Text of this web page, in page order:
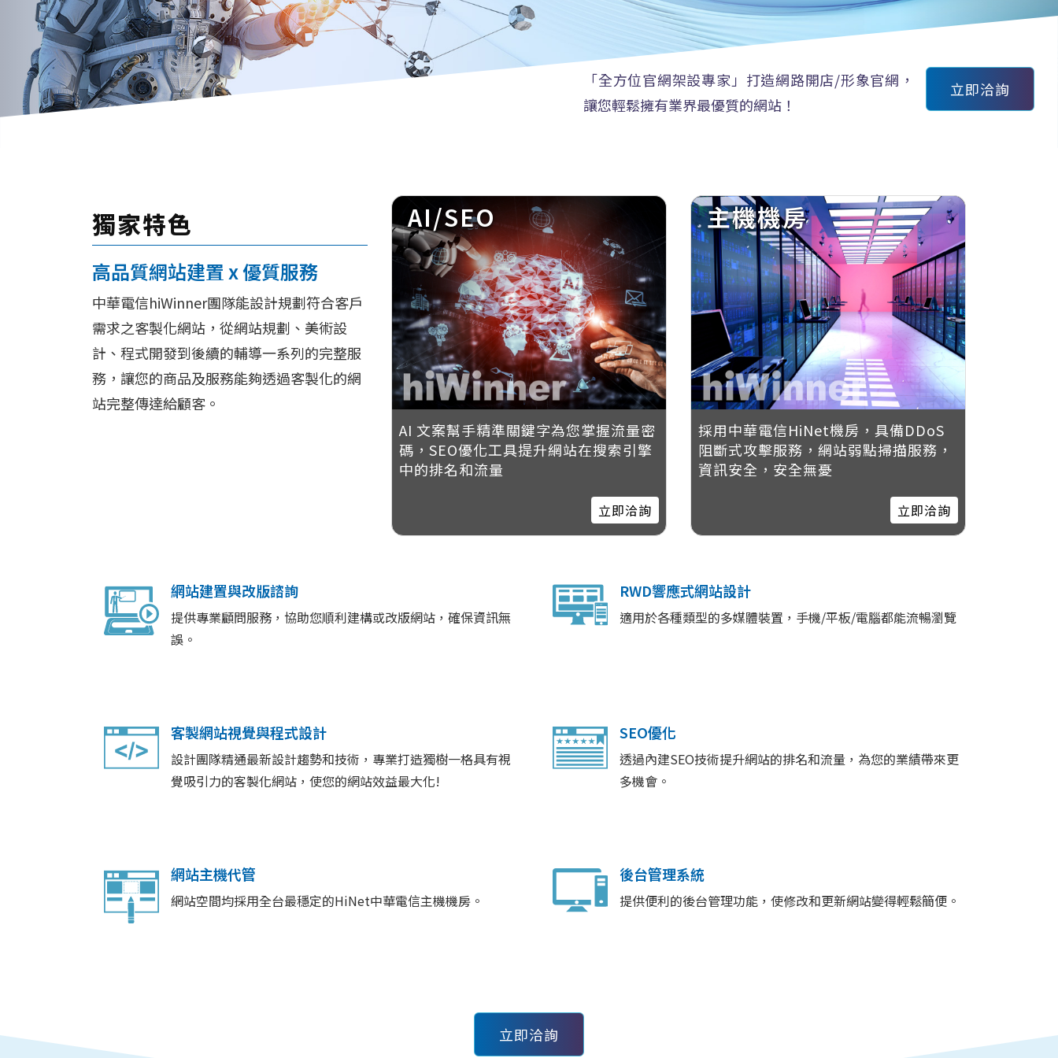
「全方位官網架設專家」打造網路開店/形象官網，
立即洽詢
獨家特色
高品質網站建置 x 優質服務
中華電信hiWinner團隊能設計規劃符合客戶
需求之客製化網站，從網站規劃、美術設
計、程式開發到後續的輔導一系列的完整服
務，讓您的商品及服務能夠透過客製化的網
AI/SEO
AI 文案幫手精準關鍵字為您掌握流量密
碼，SEO優化工具提升網站在搜索引擎
立即洽詢
主機機房
採用中華電信HiNet機房，具備DDoS
阻斷式攻擊服務，網站弱點掃描服務，
立即洽詢
網站建置與改版諮詢
提供專業顧問服務，協助您順利建構或改版網站，確保資訊無
RWD響應式網站設計
客製網站視覺與程式設計
設計團隊精通最新設計趨勢和技術，專業打造獨樹一格具有視
SEO優化
透過內建SEO技術提升網站的排名和流量，為您的業績帶來更
網站主機代管 後台管理系統